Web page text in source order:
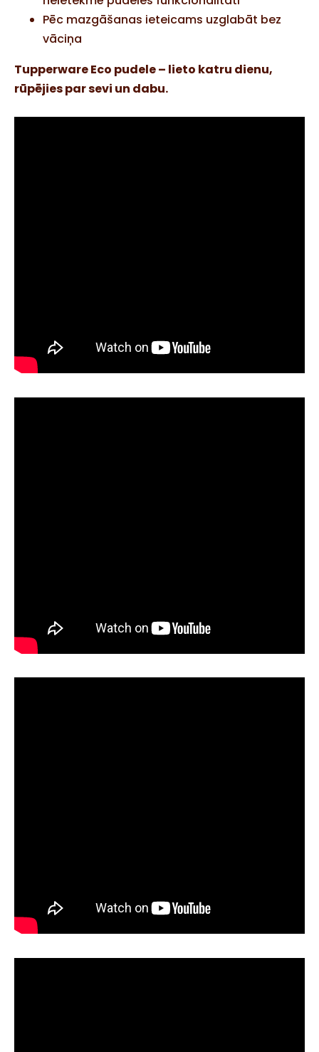
Pēc mazgāšanas ieteicams uzglabāt bez
vāciņa
Tupperware Eco pudele – lieto katru dienu,
rūpējies par sevi un dabu.